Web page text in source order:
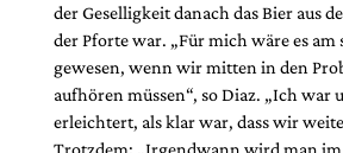
der Geselligkeit danach das Bier aus
der Pforte war. „Für mich wäre es
gewesen, wenn wir mitten in den
aufhören müssen“, so Diaz. „Ich war
erleichtert, als klar war, dass wir
Trotzdem: „Irgendwann wird man im